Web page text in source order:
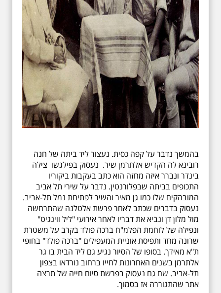
בהמשך נדבר על קפה כסית. נעצור ליד ביתה של חנה
רובינא לה הקדיש אלתרמן שיר. נעסוק בפילגשו צילה
בינדר ונברר איזה מחזה הוא כתב בעקבות ביקוריו
התכופים בביתה שבפלורנטין. נדבר על שירי תל אביב
המובהקים שלו כמו גן מאיר והשיר לפתיחת נמל תל-אביב.
נעסוק בדברים שכתב לאחר פרשת אלטלנה שהתרחשה
מול מלון דן ונביא את דבריו לאחר אירועי "ליל ווינגיט"
ונפילה של לוחמת הפלמ"ח ברכה פולד בקרב על משטרת
שרונה מחד ותפיסת אוניית המעפילים "ברכה פולד" בחופי
ת"א מאידך. בסופו של הסיור נגיע גם ליד הבית בו גר
אלתרמן בשנים האחרונות לחייו ברחוב נורדאו בצפון
תל-אביב. שם גם נעסוק בפרשת סיום חייה של תרצה
אתר שהתגוררה אז בסמוך.